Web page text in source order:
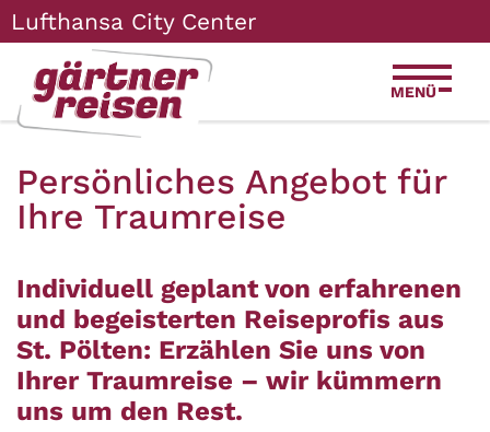
Seitenbereiche:
Zum
Inhalt
Zur
Hauptnavigation
Zur
Footernavigation
Lufthansa City Center
MENÜ
Persönliches Angebot für
Ihre Traumreise
Individuell geplant von erfahrenen
und begeisterten Reiseprofis aus
St. Pölten: Erzählen Sie uns von
Ihrer Traumreise – wir kümmern
uns um den Rest.